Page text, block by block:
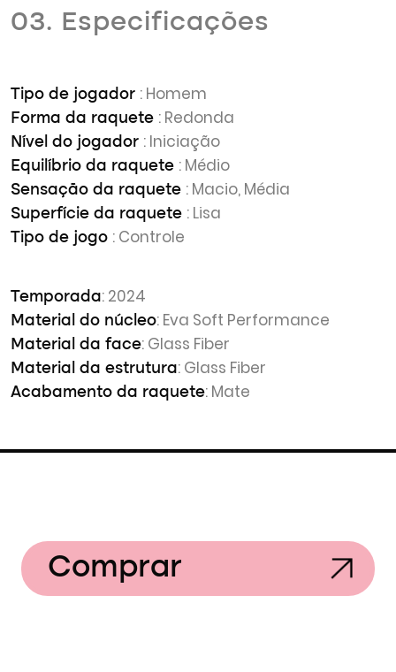
03. Especificações
Tipo de jogador : Homem
Forma da raquete : Redonda
Nível do jogador : Iniciação
Equilíbrio da raquete : Médio
Sensação da raquete : Macio, Média
Superfície da raquete : Lisa
Tipo de jogo : Controle
Temporada: 2024
Material do núcleo: Eva Soft Performance
Material da face: Glass Fiber
Material da estrutura: Glass Fiber
Acabamento da raquete: Mate
Comprar